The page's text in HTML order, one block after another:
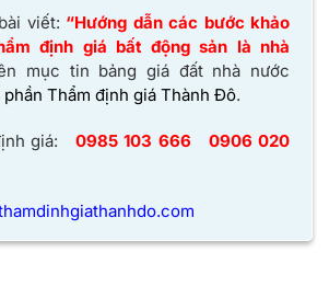
viết: “Hướng dẫn các bước khảo
định giá bất động sản là nhà
mục tin bảng giá đất nhà nước
Thẩm định giá Thành Đô.
giá: 0985 103 666
0906 020